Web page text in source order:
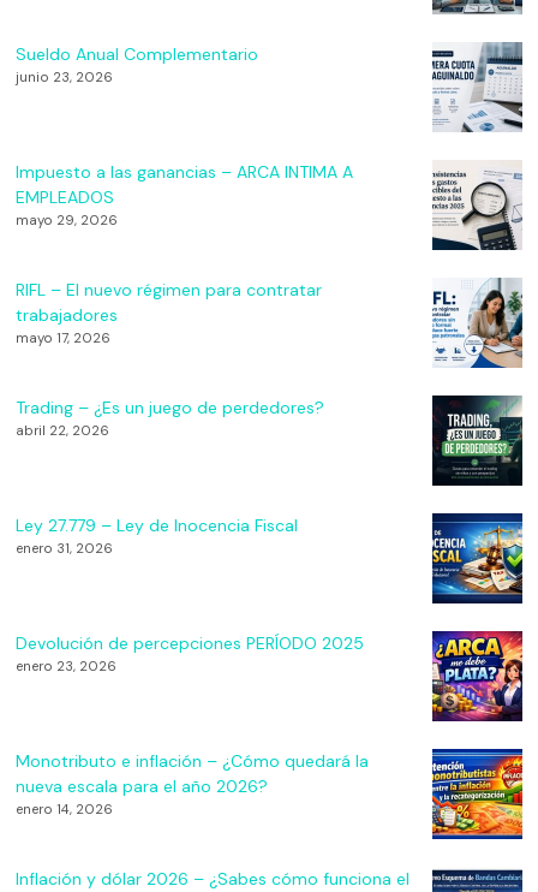
Sueldo Anual Complementario
junio 23, 2026
Impuesto a las ganancias – ARCA INTIMA A
EMPLEADOS
mayo 29, 2026
RIFL – El nuevo régimen para contratar
trabajadores
mayo 17, 2026
Trading – ¿Es un juego de perdedores?
abril 22, 2026
Ley 27.779 – Ley de Inocencia Fiscal
enero 31, 2026
Devolución de percepciones PERÍODO 2025
enero 23, 2026
Monotributo e inflación – ¿Cómo quedará la
nueva escala para el año 2026?
enero 14, 2026
Inflación y dólar 2026 – ¿Sabes cómo funciona el